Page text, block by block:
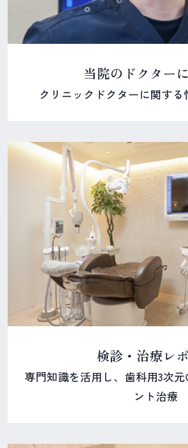
当院のドクター
クリニックドクターに関する
検診・治療レ
専門知識を活用し、歯科用3次
ント治療